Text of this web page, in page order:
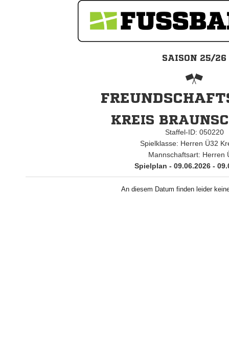
SAISON 25/26
KREIS
Staffel-ID: 050220
Spielklasse: Herren Ü32
Mannschaftsart: Herren
Spielplan - 09.06.2026 -
An diesem Datum finden leider